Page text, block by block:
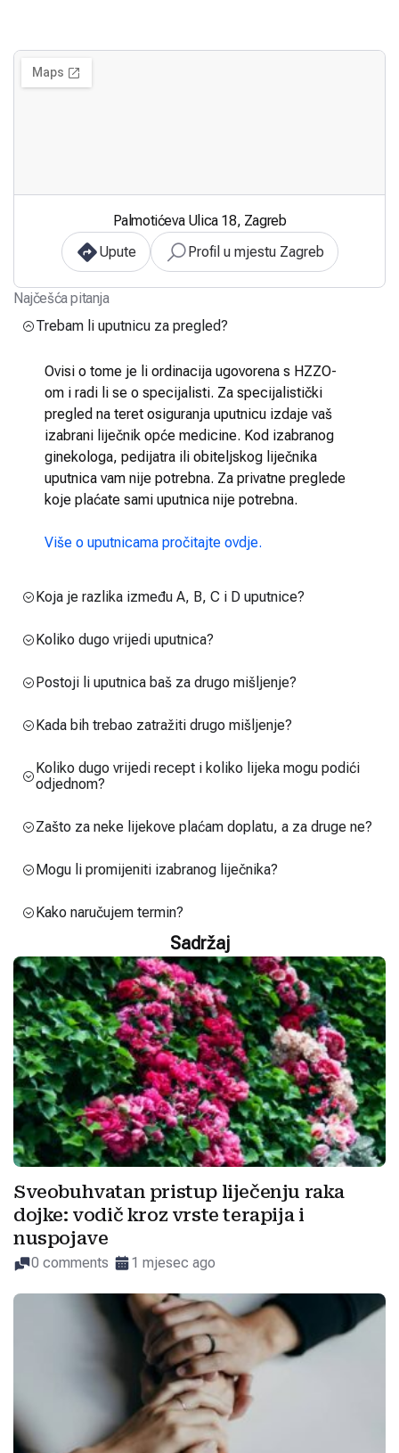
Palmotićeva Ulica 18, Zagreb
Upute
Profil u mjestu Zagreb
Najčešća pitanja
Trebam li uputnicu za pregled?
Ovisi o tome je li ordinacija ugovorena s HZZO-
om i radi li se o specijalisti. Za specijalistički
pregled na teret osiguranja uputnicu izdaje vaš
izabrani liječnik opće medicine. Kod izabranog
ginekologa, pedijatra ili obiteljskog liječnika
uputnica vam nije potrebna. Za privatne preglede
koje plaćate sami uputnica nije potrebna.
Više o uputnicama pročitajte ovdje.
Koja je razlika između A, B, C i D uputnice?
Koliko dugo vrijedi uputnica?
Postoji li uputnica baš za drugo mišljenje?
Kada bih trebao zatražiti drugo mišljenje?
Koliko dugo vrijedi recept i koliko lijeka mogu podići
odjednom?
Zašto za neke lijekove plaćam doplatu, a za druge ne?
Mogu li promijeniti izabranog liječnika?
Kako naručujem termin?
Sadržaj
Sveobuhvatan pristup liječenju raka
dojke: vodič kroz vrste terapija i
nuspojave
0 comments 1 mjesec ago